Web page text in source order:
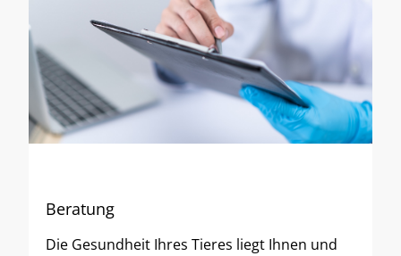
Beratung
Die Gesundheit Ihres Tieres liegt Ihnen und